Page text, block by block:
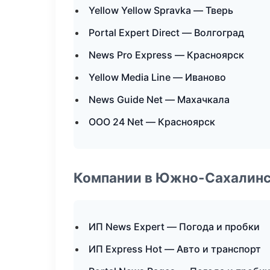
Yellow Yellow Spravka — Тверь
Portal Expert Direct — Волгоград
News Pro Express — Красноярск
Yellow Media Line — Иваново
News Guide Net — Махачкала
ООО 24 Net — Красноярск
Компании в Южно-
ИП News Expert — Погода и пробки
ИП Express Hot — Авто и транспорт